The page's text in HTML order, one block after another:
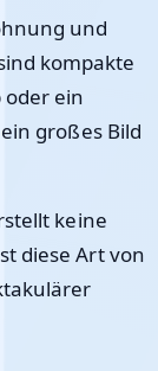
und
kompakte
ein
großes Bild
keine
diese Art von